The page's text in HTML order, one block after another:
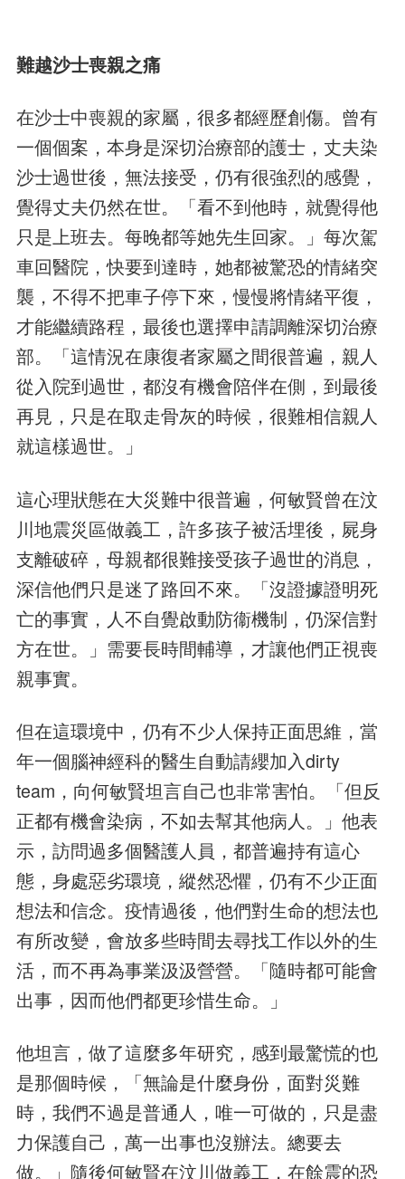
難越沙士喪親之痛
在沙士中喪親的家屬，很多都經歷創傷。曾有
一個個案，本身是深切治療部的護士，丈夫染
沙士過世後，無法接受，仍有很強烈的感覺，
覺得丈夫仍然在世。「看不到他時，就覺得他
只是上班去。每晚都等她先生回家。」每次駕
車回醫院，快要到達時，她都被驚恐的情緒突
襲，不得不把車子停下來，慢慢將情緒平復，
才能繼續路程，最後也選擇申請調離深切治療
部。「這情況在康復者家屬之間很普遍，親人
從入院到過世，都沒有機會陪伴在側，到最後
再見，只是在取走骨灰的時候，很難相信親人
就這樣過世。」
這心理狀態在大災難中很普遍，何敏賢曾在汶
川地震災區做義工，許多孩子被活埋後，屍身
支離破碎，母親都很難接受孩子過世的消息，
深信他們只是迷了路回不來。「沒證據證明死
亡的事實，人不自覺啟動防衞機制，仍深信對
方在世。」需要長時間輔導，才讓他們正視喪
親事實。
但在這環境中，仍有不少人保持正面思維，當
年一個腦神經科的醫生自動請纓加入dirty
team，向何敏賢坦言自己也非常害怕。「但反
正都有機會染病，不如去幫其他病人。」他表
示，訪問過多個醫護人員，都普遍持有這心
態，身處惡劣環境，縱然恐懼，仍有不少正面
想法和信念。疫情過後，他們對生命的想法也
有所改變，會放多些時間去尋找工作以外的生
活，而不再為事業汲汲營營。「隨時都可能會
出事，因而他們都更珍惜生命。」
他坦言，做了這麼多年研究，感到最驚慌的也
是那個時候，「無論是什麼身份，面對災難
時，我們不過是普通人，唯一可做的，只是盡
力保護自己，萬一出事也沒辦法。總要去
做。」隨後何敏賢在汶川做義工，在餘震的恐